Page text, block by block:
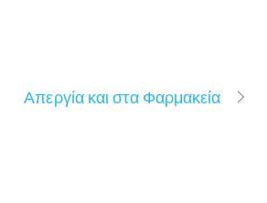
Απεργία και στα Φαρμακεία